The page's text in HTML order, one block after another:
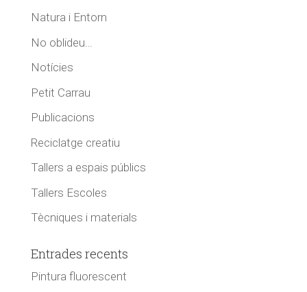
Natura i Entorn
No oblideu…
Notícies
Petit Carrau
Publicacions
Reciclatge creatiu
Tallers a espais públics
Tallers Escoles
Tècniques i materials
Entrades recents
Pintura fluorescent